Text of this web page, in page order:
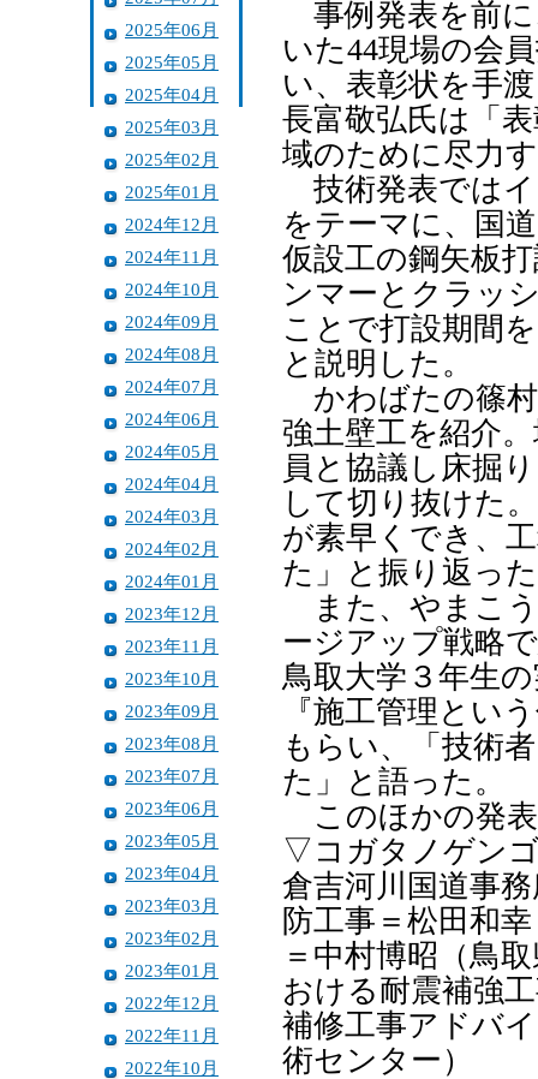
2025年06月
2025年05月
2025年04月
2025年03月
2025年02月
2025年01月
2024年12月
2024年11月
2024年10月
2024年09月
2024年08月
2024年07月
2024年06月
2024年05月
2024年04月
2024年03月
2024年02月
2024年01月
2023年12月
2023年11月
2023年10月
2023年09月
2023年08月
2023年07月
2023年06月
2023年05月
2023年04月
2023年03月
2023年02月
2023年01月
2022年12月
2022年11月
2022年10月
事例発表を前に
いた44現場の会
い、表彰状を手
長富敬弘氏は「
域のために尽力
技術発表ではイ
をテーマに、国
仮設工の鋼矢板
ンマーとクラッ
ことで打設期間
と説明した。
かわばたの篠村
強土壁工を紹介
員と協議し床掘
して切り抜けた
が素早くでき、
た」と振り返っ
また、やまこう
ージアップ戦略
鳥取大学３年生
『施工管理とい
もらい、「技術
た」と語った。
このほかの発
▽コガタノゲン
倉吉河川国道事
防工事＝松田和
＝中村博昭（鳥
おける耐震補強
補修工事アドバ
術センター）